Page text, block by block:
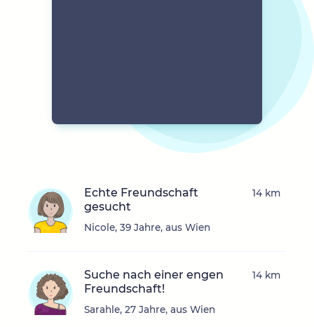
Echte Freundschaft
gesucht
Nicole, 39 Jahre, aus Wien
14 km
Suche nach einer engen
Freundschaft!
Sarahle, 27 Jahre, aus Wien
14 km